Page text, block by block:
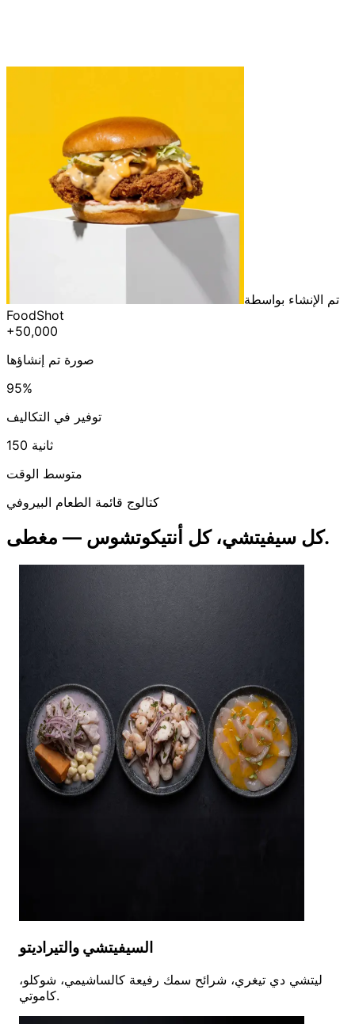
تم الإنشاء بواسطة
FoodShot
+50,000
صورة تم إنشاؤها
95%
توفير في التكاليف
150 ثانية
متوسط الوقت
كتالوج قائمة الطعام البيروفي
كل سيفيتشي، كل أنتيكوتشوس — مغطى.
السيفيتشي والتيراديتو
ليتشي دي تيغري، شرائح سمك رفيعة كالساشيمي، شوكلو،
كاموتي.